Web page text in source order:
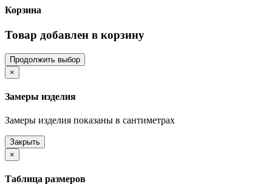
Корзина
Товар добавлен в корзину
Продолжить выбор
×
Замеры изделия
Замеры изделия показаны в сантиметрах
Закрыть
×
Таблица размеров